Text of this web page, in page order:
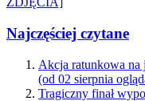
Najczęściej czytane
Akcja ratunkowa na
(od 02 sierpnia
Tragiczny finał